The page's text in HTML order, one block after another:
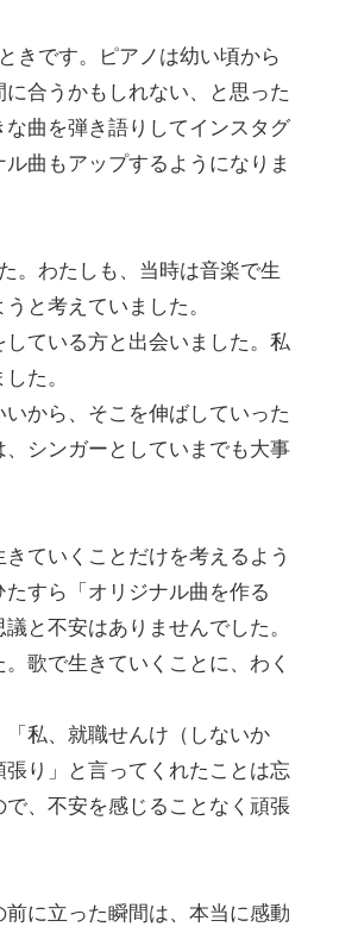
きです。ピアノは幼い頃から
合うかもしれない、と思った
曲を弾き語りしてインスタグ
曲もアップするようになりま
。わたしも、当時は音楽で生
と考えていました。
ている方と出会いました。私
た。
から、そこを伸ばしていった
シンガーとしていまでも大事
ていくことだけを考えるよう
すら「オリジナル曲を作る
と不安はありませんでした。
歌で生きていくことに、わく
私、就職せんけ（しないか
り」と言ってくれたことは忘
、不安を感じることなく頑張
に立った瞬間は、本当に感動